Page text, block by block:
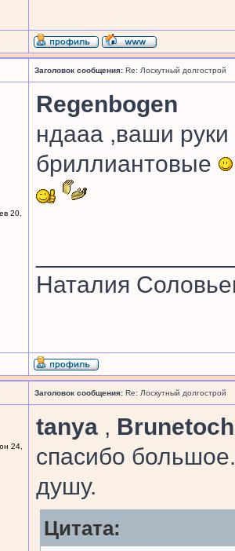
Заголовок сообщения: Re: Лоскутный долгострой
20,
Regenbogen
ндааа ,ваши
бриллиантовые
Наталия
Заголовок сообщения: Re: Лоскутный долгострой
24,
tanya ,
спасибо
душу.
Цитата: